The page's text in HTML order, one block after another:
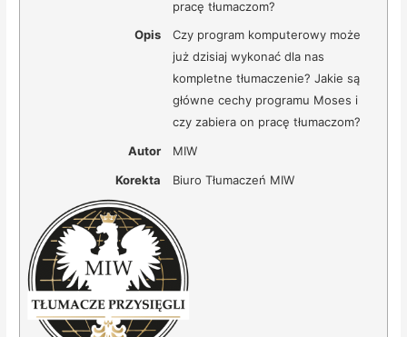
pracę tłumaczom?
Opis
Czy program komputerowy może
już dzisiaj wykonać dla nas
kompletne tłumaczenie? Jakie są
główne cechy programu Moses i
czy zabiera on pracę tłumaczom?
Autor
MIW
Korekta
Biuro Tłumaczeń MIW